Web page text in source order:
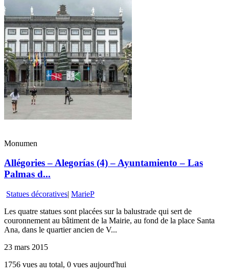
Monumen
Allégories – Alegorías (4) – Ayuntamiento – Las
Palmas d...
Statues décoratives| MarieP
Les quatre statues sont placées sur la balustrade qui sert de
couronnement au bâtiment de la Mairie, au fond de la place Santa
Ana, dans le quartier ancien de V...
23 mars 2015
1756 vues au total, 0 vues aujourd'hui